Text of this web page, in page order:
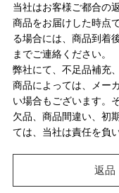
当社はお客様ご都合の
商品をお届けした時点
る場合には、商品到着
までご連絡ください。
弊社にて、不足品補充
商品によっては、メー
い場合もございます。
欠品、商品間違い、初
ては、当社は責任を負
返品